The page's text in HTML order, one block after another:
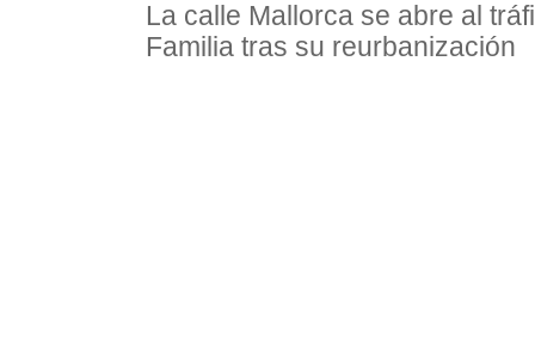
La calle Mallorca se abre al
Familia tras su reurbanización